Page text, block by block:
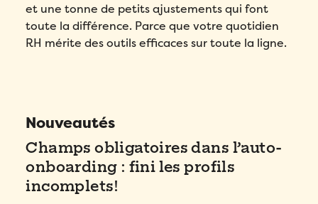
et une tonne de petits ajustements qui font
toute la différence. Parce que votre quotidien
RH mérite des outils efficaces sur toute la ligne.
Nouveautés
Champs obligatoires dans l’auto-
onboarding : fini les profils
incomplets!